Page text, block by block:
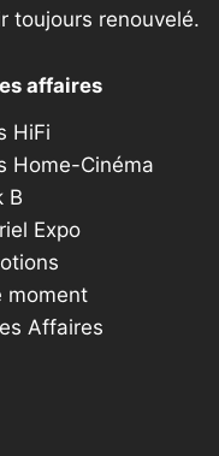
toujours renouvelé.
affaires
HiFi
Home-Cinéma
B
Expo
moment
Affaires